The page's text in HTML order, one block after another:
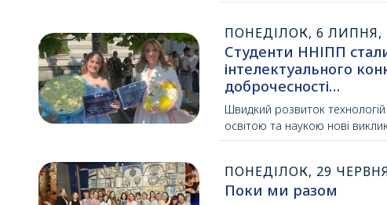
ПОНЕДІЛОК, 6 ЛИПНЯ,
Студенти ННІПП
інтелектуального
доброчесності…
Швидкий розвиток
освітою та наукою нові
ПОНЕДІЛОК, 29
Поки ми разом